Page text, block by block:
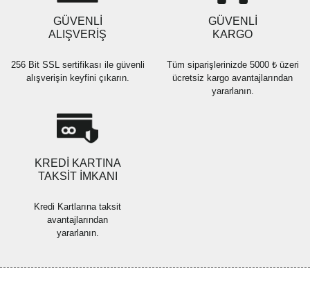
Ürün fiyatı diğer sitelerden daha pahalı.
Bu ürüne benzer farklı alternatifler olmalı.
GÜVENLİ
ALIŞVERİŞ
256 Bit SSL sertifikası ile güvenli
alışverişin keyfini çıkarın.
GÜVENLİ
KARGO
Tüm siparişlerinizde 5000 ₺ üzeri
ücretsiz kargo avantajlarından
yararlanın.
KREDİ KARTINA
TAKSİT İMKANI
Kredi Kartlarına taksit
avantajlarından
yararlanın.